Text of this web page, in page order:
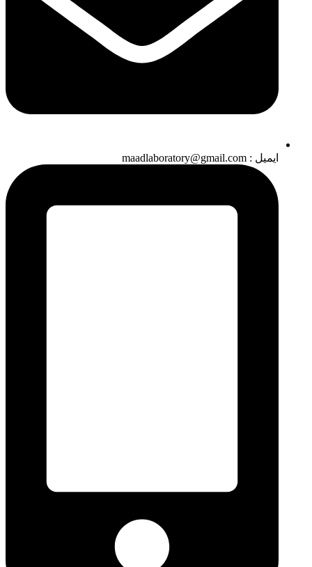
ایمیل : maadlaboratory@gmail.com